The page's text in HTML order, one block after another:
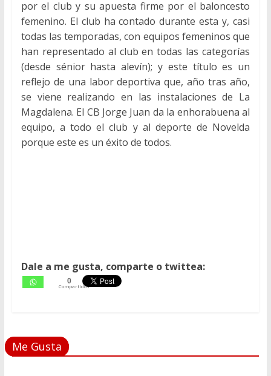
por el club y su apuesta firme por el baloncesto
femenino. El club ha contado durante esta y, casi
todas las temporadas, con equipos femeninos que
han representado al club en todas las categorías
(desde sénior hasta alevín); y este título es un
reflejo de una labor deportiva que, año tras año,
se viene realizando en las instalaciones de La
Magdalena. El CB Jorge Juan da la enhorabuena al
equipo, a todo el club y al deporte de Novelda
porque este es un éxito de todos.
Dale a me gusta, comparte o twittea:
0
Compartidos
Me Gusta